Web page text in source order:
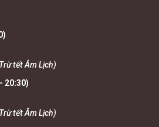
tết Âm Lịch)
20:30)
tết Âm Lịch)